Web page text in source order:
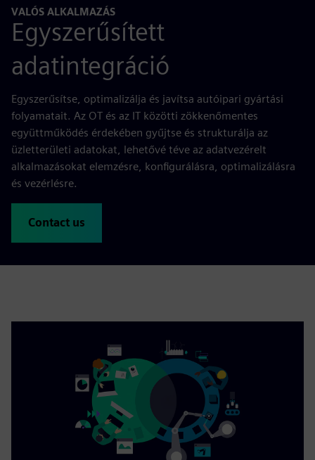
VALÓS ALKALMAZÁS
Egyszerűsített
adatintegráció
Egyszerűsítse, optimalizálja és javítsa autóipari gyártási
folyamatait. Az OT és az IT közötti zökkenőmentes
együttműködés érdekében gyűjtse és strukturálja az
üzletterületi adatokat, lehetővé téve az adatvezérelt
alkalmazásokat elemzésre, konfigurálásra, optimalizálásra
és vezérlésre.
Contact us